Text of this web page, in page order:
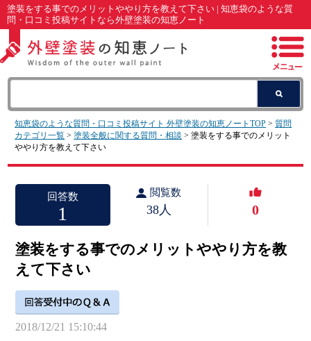
塗装をする事でのメリットややり方を教えて下さい | 知恵袋のような質
問・口コミ投稿サイトなら外壁塗装の知恵ノート
知恵袋のような質問・口コミ投稿サイト 外壁塗装の知恵ノートTOP >質問
カテゴリ一覧 >塗装全般に関する質問・相談 > 塗装をする事でのメリット
ややり方を教えて下さい
回答数
1
閲覧数
38人 0
塗装をする事でのメリットややり方を教
えて下さい
2018/12/21 15:10:44